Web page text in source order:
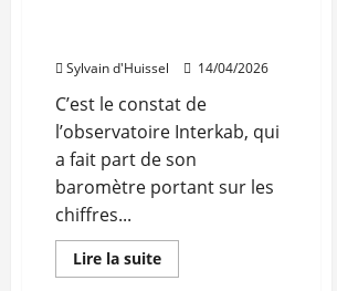
Rhône
2025
Sylvain d'Huissel 14/04/2026
C’est le constat de
l’observatoire Interkab, qui
a fait part de son
baromètre portant sur les
chiffres...
Lire la suiteEn
savoir
Abonnés
Les prix